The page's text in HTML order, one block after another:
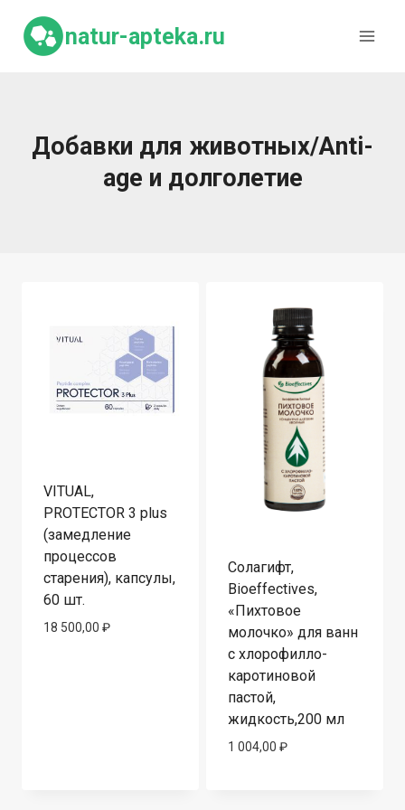
содержимому
natur-apteka.ru
Добавки для животных/Anti-
age и долголетие
VITUAL,
PROTECTOR 3 plus
(замедление
процессов
старения), капсулы,
60 шт.
18 500,00 ₽
Солагифт,
Bioeffectives,
«Пихтовое
молочко» для ванн
с хлорофилло-
каротиновой
пастой,
жидкость,200 мл
1 004,00 ₽